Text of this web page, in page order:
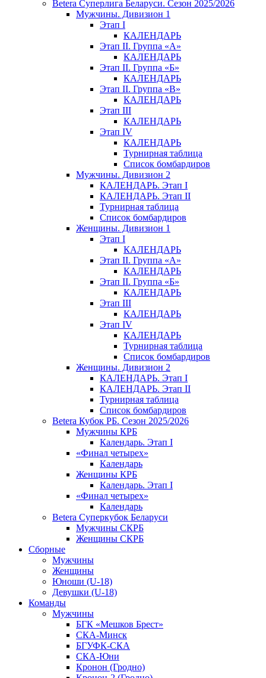
Betera Суперлига Беларуси. Сезон 2025/2026
Мужчины. Дивизион 1
Этап I
КАЛЕНДАРЬ
Этап II. Группа «А»
КАЛЕНДАРЬ
Этап II. Группа «Б»
КАЛЕНДАРЬ
Этап II. Группа «В»
КАЛЕНДАРЬ
Этап III
КАЛЕНДАРЬ
Этап IV
КАЛЕНДАРЬ
Турнирная таблица
Список бомбардиров
Мужчины. Дивизион 2
КАЛЕНДАРЬ. Этап I
КАЛЕНДАРЬ. Этап II
Турнирная таблица
Список бомбардиров
Женщины. Дивизион 1
Этап I
КАЛЕНДАРЬ
Этап II. Группа «А»
КАЛЕНДАРЬ
Этап II. Группа «Б»
КАЛЕНДАРЬ
Этап III
КАЛЕНДАРЬ
Этап IV
КАЛЕНДАРЬ
Турнирная таблица
Список бомбардиров
Женщины. Дивизион 2
КАЛЕНДАРЬ. Этап I
КАЛЕНДАРЬ. Этап II
Турнирная таблица
Список бомбардиров
Betera Кубок РБ. Сезон 2025/2026
Мужчины КРБ
Календарь. Этап I
«Финал четырех»
Календарь
Женщины КРБ
Календарь. Этап I
«Финал четырех»
Календарь
Betera Суперкубок Беларуси
Мужчины СКРБ
Женщины СКРБ
Сборные
Мужчины
Женщины
Юноши (U-18)
Девушки (U-18)
Команды
Мужчины
БГК «Мешков Брест»
СКА-Минск
БГУФК-СКА
СКА-Юни
Кронон (Гродно)